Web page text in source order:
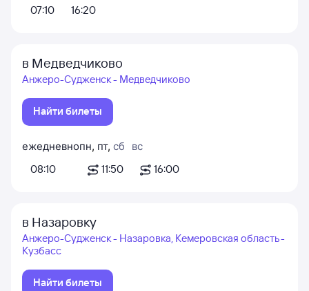
07:10 16:20
в Медведчиково
Анжеро-Судженск - Медведчиково
Найти билеты
ежедневно
08:10
пн, пт, сб
11:50
вс
16:00
в Назаровку
Анжеро-Судженск - Назаровка, Кемеровская область -
Кузбасс
Найти билеты